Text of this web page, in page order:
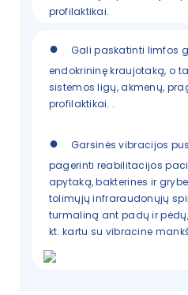
profilaktikai.
●
Gali paskatinti limfos
endokrininę kraujotaką, o
sistemos ligų, akmenų,
profilaktikai. .
●
Garsinės vibracijos
pagerinti reabilitacijos
apytaką, bakterines ir
tolimųjų infraraudonųjų
turmaliną ant padų ir
kt. kartu su vibracine